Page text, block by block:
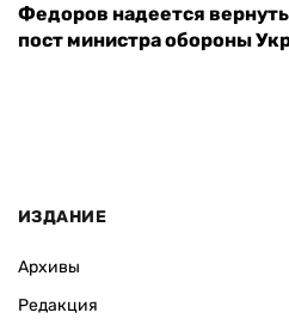
Федоров надеется
пост министра обороны
ИЗДАНИЕ
Архивы
Редакция